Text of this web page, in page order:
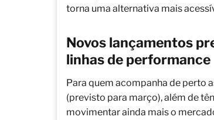
torna uma alternativa mais
Novos lançamentos
linhas de performance
Para quem acompanha de perto
(previsto para março), além de
movimentar ainda mais o